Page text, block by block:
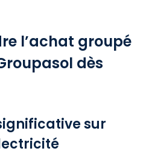
l’achat groupé
dès
sur